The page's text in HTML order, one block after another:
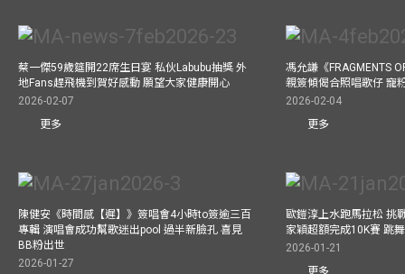
蔡一傑59歲筵開22席生日宴 私伙Labubu抽獎 外
地Fans趕飛機到賀好感動 願望大家健康開心
2026-02-07
更多
馮允謙《FRAGMENTS
親簽傾偈合照唱歌仔 寵
2026-02-04
更多
陳健安《時間感【遲】》簽唱會4小時to簽逾三百
專輯 演唱會成功幫歌迷出pool 過半新臉孔 喜見
BB粉出世
2026-01-27
歐鎧淳上水跑馬拉松 挑
家穎超額完成10K賽 跳
2026-01-21
更多